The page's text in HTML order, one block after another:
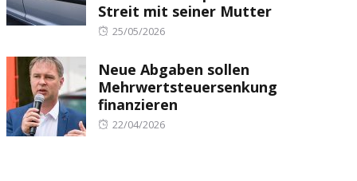
Streit mit seiner Mutter
Posted
25/05/2026
Neue Abgaben sollen
Mehrwertsteuersenkung
finanzieren
Posted
22/04/2026